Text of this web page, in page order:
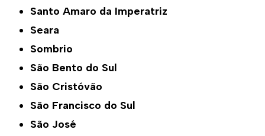
Santo Amaro da Imperatriz
Seara
Sombrio
São Bento do Sul
São Cristóvão
São Francisco do Sul
São José